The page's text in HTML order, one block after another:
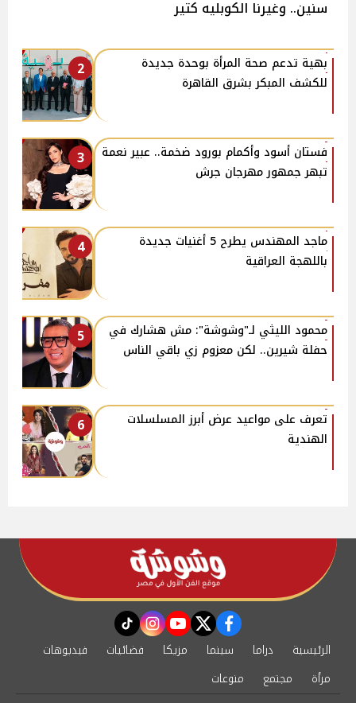
سنين.. وغيرنا الكوبليه كتير
2
بهية تدعم صحة المرأة بوحدة جديدة
للكشف المبكر بشرق القاهرة
3
فستان أسود وأكمام بورود ضخمة.. عبير نعمة
تبهر جمهور مهرجان جرش
4
ماجد المهندس يطرح 5 أغنيات جديدة
باللهجة العراقية
5
محمود الليثي لـ"وشوشة": مش هشارك في
حفلة شيرين.. لكن معزوم زي باقي الناس
6
تعرف على مواعيد عرض أبرز المسلسلات
الهندية
facebook
twitter
youtube
instagram
tiktok
الرئيسية دراما سينما مزيكا فضائيات
فيديوهات
مرأة
مجتمع منوعات